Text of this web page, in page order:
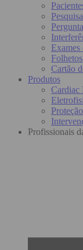
Cartão
Produtos
Cardiac
Profissionais